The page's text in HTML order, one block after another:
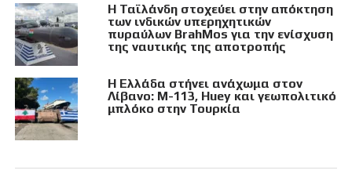
Η Ταϊλάνδη στοχεύει στην απόκτηση
των ινδικών υπερηχητικών
πυραύλων BrahMos για την ενίσχυση
της ναυτικής της αποτροπής
Η Ελλάδα στήνει ανάχωμα στον
Λίβανο: M-113, Huey και γεωπολιτικό
μπλόκο στην Τουρκία